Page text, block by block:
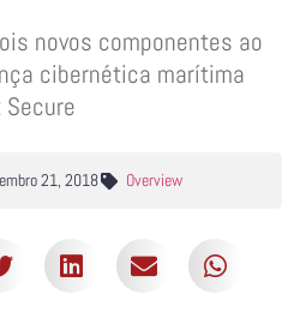
novos componentes ao
cibernética marítima
21, 2018 Overview